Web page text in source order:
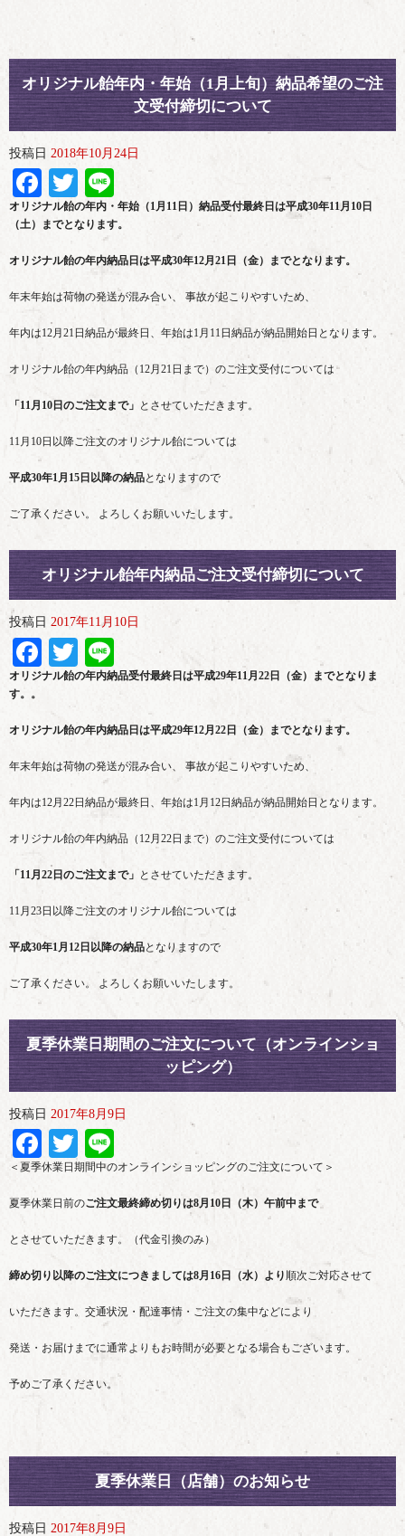
オリジナル飴年内・年始（1月上旬）納品希望のご注
文受付締切について
投稿日 2018年10月24日
Facebook
Twitter
オリジナル飴の年内・年始（1月11日）納品受付最終日は平成30年11月10日
（土）までとなります。
オリジナル飴の年内納品日は平成30年12月21日（金）までとなります。
年末年始は荷物の発送が混み合い、 事故が起こりやすいため、
年内は12月21日納品が最終日、年始は1月11日納品が納品開始日となります。
オリジナル飴の年内納品（12月21日まで）のご注文受付については
「11月10日のご注文まで」 とさせていただきます。
11月10日以降ご注文のオリジナル飴については
平成30年1月15日以降の納品となりますので
ご了承ください。 よろしくお願いいたします。
オリジナル飴年内納品ご注文受付締切について
投稿日 2017年11月10日
Facebook
Twitter
Line
オリジナル飴の年内納品受付最終日は平成29年11月22日（金）までとなりま
す。。
オリジナル飴の年内納品日は平成29年12月22日（金）までとなります。
年末年始は荷物の発送が混み合い、 事故が起こりやすいため、
年内は12月22日納品が最終日、年始は1月12日納品が納品開始日となります。
オリジナル飴の年内納品（12月22日まで）のご注文受付については
「11月22日のご注文まで」 とさせていただきます。
11月23日以降ご注文のオリジナル飴については
平成30年1月12日以降の納品となりますので
ご了承ください。 よろしくお願いいたします。
夏季休業日期間のご注文について（オンラインショ
ッピング）
投稿日 2017年8月9日
Facebook
Twitter
＜夏季休業日期間中のオンラインショッピングのご注文について＞
夏季休業日前のご注文最終締め切りは8月10日（木）午前中まで
とさせていただきます。（代金引換のみ）
締め切り以降のご注文につきましては8月16日（水）より 順次ご対応させて
いただきます。交通状況・配達事情・ご注文の集中などにより
発送・お届けまでに通常よりもお時間が必要となる場合もございます。
予めご了承ください。
夏季休業日（店舗）のお知らせ
投稿日 2017年8月9日